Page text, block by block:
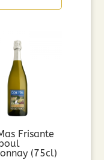
Frisante
(75cl)